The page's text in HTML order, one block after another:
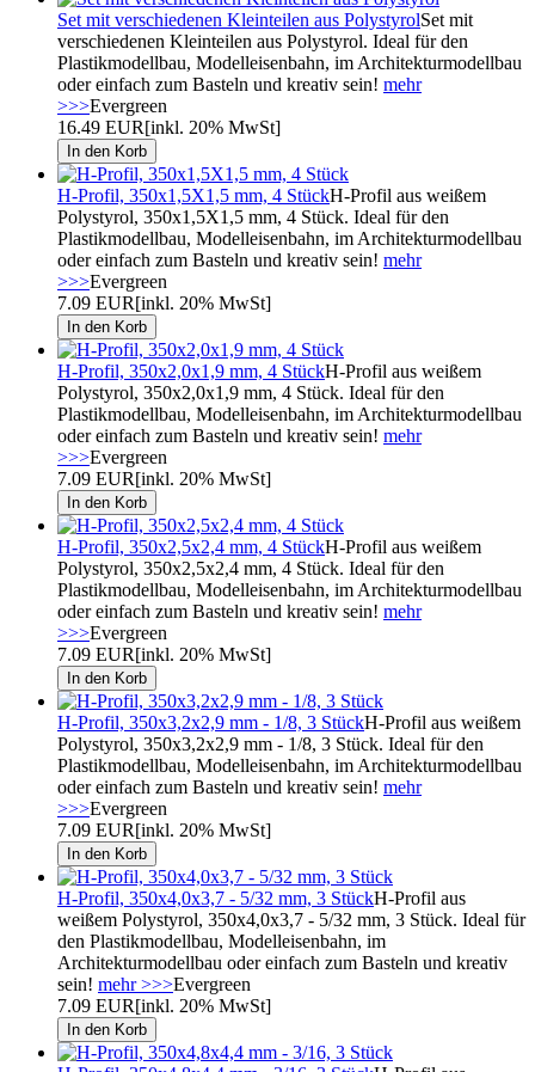
Set mit verschiedenen Kleinteilen aus PolystyrolSet mit
verschiedenen Kleinteilen aus Polystyrol. Ideal für den
Plastikmodellbau, Modelleisenbahn, im Architekturmodellbau
oder einfach zum Basteln und kreativ sein! mehr
>>>Evergreen
16.49 EUR[inkl. 20% MwSt]
H-Profil, 350x1,5X1,5 mm, 4 StückH-Profil aus weißem
Polystyrol, 350x1,5X1,5 mm, 4 Stück. Ideal für den
Plastikmodellbau, Modelleisenbahn, im Architekturmodellbau
oder einfach zum Basteln und kreativ sein! mehr
>>>Evergreen
7.09 EUR[inkl. 20% MwSt]
H-Profil, 350x2,0x1,9 mm, 4 StückH-Profil aus weißem
Polystyrol, 350x2,0x1,9 mm, 4 Stück. Ideal für den
Plastikmodellbau, Modelleisenbahn, im Architekturmodellbau
oder einfach zum Basteln und kreativ sein! mehr
>>>Evergreen
7.09 EUR[inkl. 20% MwSt]
H-Profil, 350x2,5x2,4 mm, 4 StückH-Profil aus weißem
Polystyrol, 350x2,5x2,4 mm, 4 Stück. Ideal für den
Plastikmodellbau, Modelleisenbahn, im Architekturmodellbau
oder einfach zum Basteln und kreativ sein! mehr
>>>Evergreen
7.09 EUR[inkl. 20% MwSt]
H-Profil, 350x3,2x2,9 mm - 1/8, 3 StückH-Profil aus weißem
Polystyrol, 350x3,2x2,9 mm - 1/8, 3 Stück. Ideal für den
Plastikmodellbau, Modelleisenbahn, im Architekturmodellbau
oder einfach zum Basteln und kreativ sein! mehr
>>>Evergreen
7.09 EUR[inkl. 20% MwSt]
H-Profil, 350x4,0x3,7 - 5/32 mm, 3 StückH-Profil aus
weißem Polystyrol, 350x4,0x3,7 - 5/32 mm, 3 Stück. Ideal für
den Plastikmodellbau, Modelleisenbahn, im
Architekturmodellbau oder einfach zum Basteln und kreativ
sein! mehr >>>Evergreen
7.09 EUR[inkl. 20% MwSt]